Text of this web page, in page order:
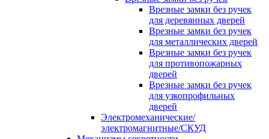
Врезные замки без ручек
для деревянных дверей
Врезные замки без ручек
для металлических дверей
Врезные замки без ручек
для противопожарных
дверей
Врезные замки без ручек
для узкопрофильных
дверей
Электромеханические/
электромагнитные/СКУД